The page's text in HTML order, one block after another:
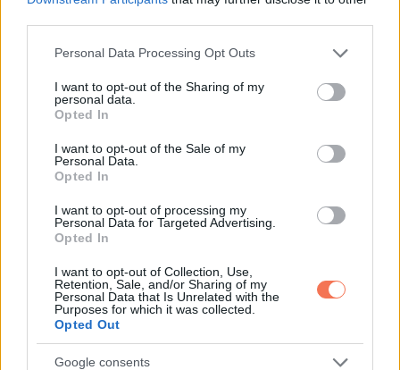
Please note that this website/app uses one or more Google
not limited to your visit or usage behaviour. You may click to
grant or deny consent to Google and its third-party tags to
use your data for below specified purposes in below Google
consent section.
Personal Data Processing Opt Outs
I want to opt-out of the Sharing of my
personal data.
Opted In
I want to opt-out of the Sale of my
Personal Data.
Opted In
I want to opt-out of processing my
Personal Data for Targeted Advertising.
Opted In
I want to opt-out of Collection, Use,
Retention, Sale, and/or Sharing of my
Personal Data that Is Unrelated with the
Purposes for which it was collected.
Opted Out
Google consents
Kérjük, Oszd meg ezt a cikket barátaiddal a Facebookon.